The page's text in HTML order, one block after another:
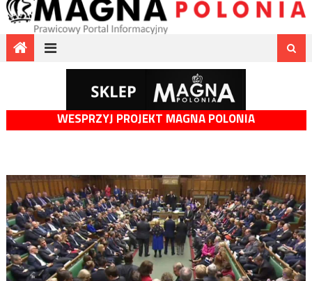
WESPRZYJ PROJEKT MAGNA POLONIA